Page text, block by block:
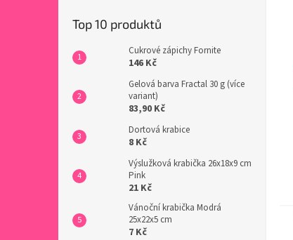
Top 10 produktů
Cukrové zápichy Fornite
146 Kč
Gelová barva Fractal 30 g (více
variant)
83,90 Kč
Dortová krabice
8 Kč
Výslužková krabička 26x18x9 cm
Pink
21 Kč
Vánoční krabička Modrá
25x22x5 cm
7 Kč